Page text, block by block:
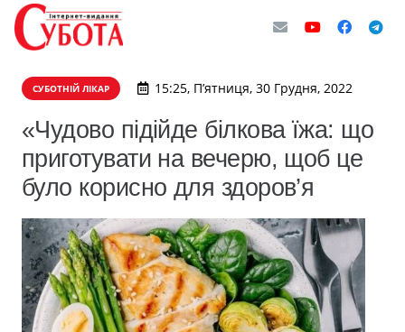
СУБОТНІЙ ЛІКАР 15:25, П’ятниця, 30 Грудня, 2022
«Чудово підійде білкова їжа: що
приготувати на вечерю, щоб це
було корисно для здоров’я